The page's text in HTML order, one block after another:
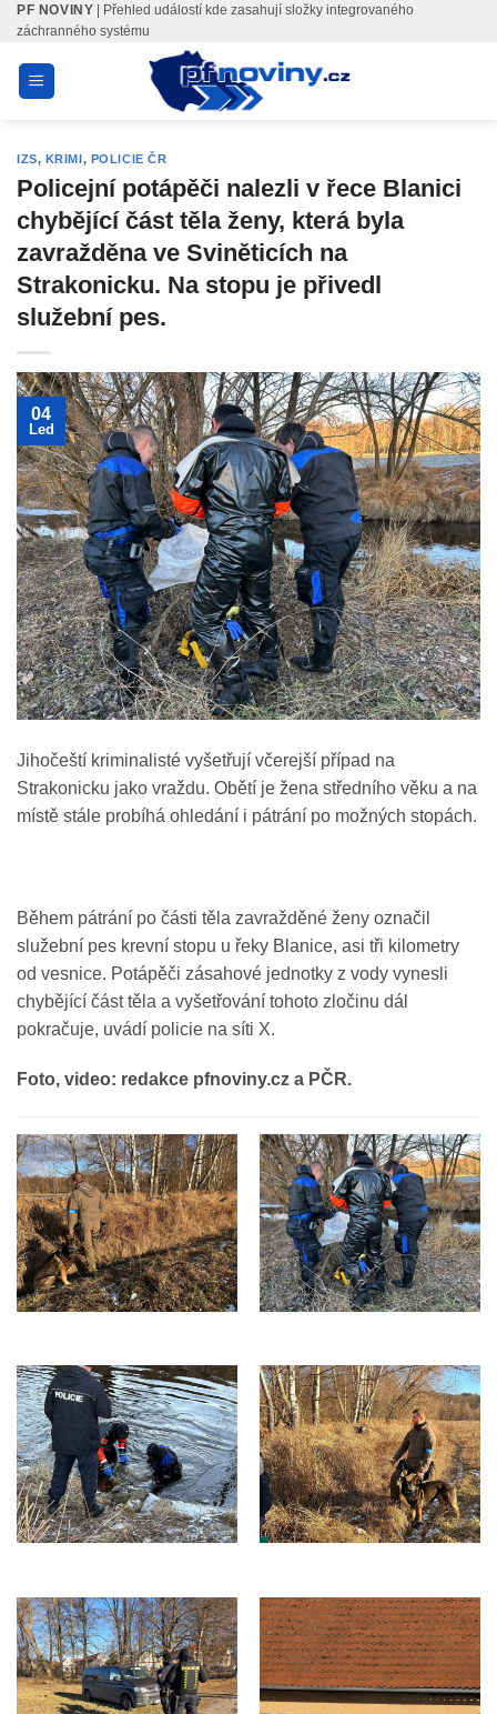
Skip
content
PF NOVINY | Přehled událostí kde zasahují složky integrovaného
záchranného systému
IZS, KRIMI, POLICIE ČR
Policejní potápěči nalezli v řece Blanici
chybějící část těla ženy, která byla
zavražděna ve Sviněticích na
Strakonicku. Na stopu je přivedl
služební pes.
04
Led
Jihočeští kriminalisté vyšetřují včerejší případ na
Strakonicku jako vraždu. Obětí je žena středního věku a na
místě stále probíhá ohledání i pátrání po možných stopách.
Během pátrání po části těla zavražděné ženy označil
služební pes krevní stopu u řeky Blanice, asi tři kilometry
od vesnice. Potápěči zásahové jednotky z vody vynesli
chybějící část těla a vyšetřování tohoto zločinu dál
pokračuje, uvádí policie na síti X.
Foto, video: redakce pfnoviny.cz a PČR.